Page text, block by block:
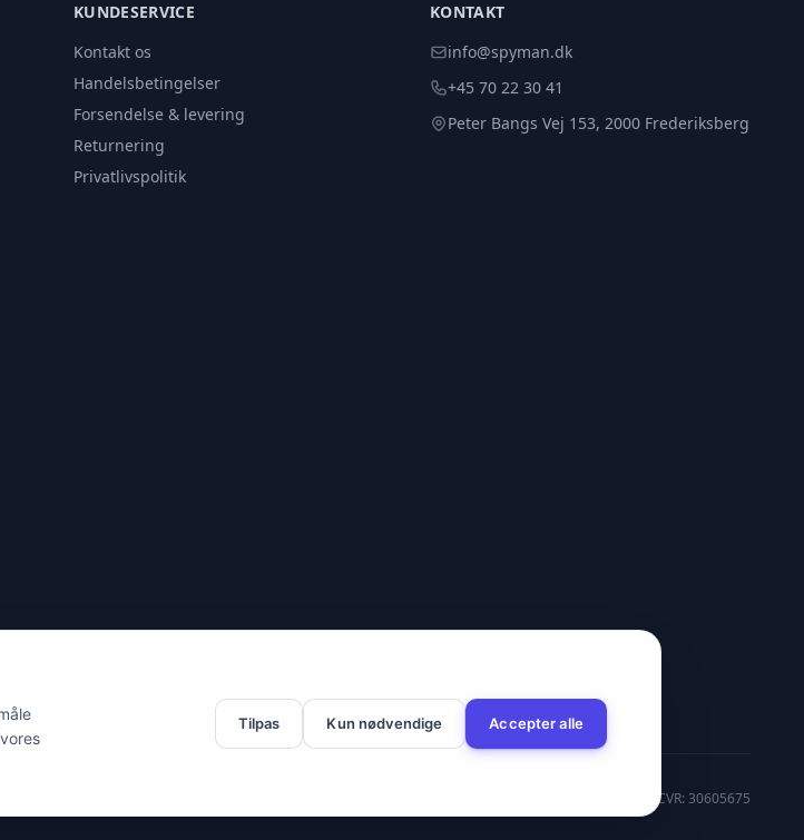
KUNDESERVICE
Kontakt os
Handelsbetingelser
Forsendelse & levering
Returnering
Privatlivspolitik
KONTAKT
info@spyman.dk
+45 70 22 30 41
Peter Bangs Vej 153, 2000 Frederiksberg
CVR: 30605675
Tilpas Kun nødvendige Accepter alle